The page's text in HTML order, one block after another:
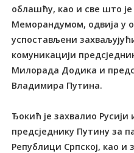
облашћу, као и све што
Меморандумом, одвија у
успостављени
комуникацији
Милорада Додика и
Владимира Путина.
Ђокић је захвалио
предсједнику Путину за
Републици Српској, као и